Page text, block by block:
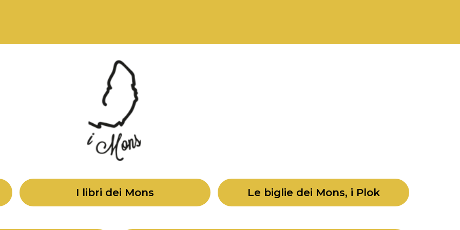
I libri dei Mons Le biglie dei Mons, i Plok